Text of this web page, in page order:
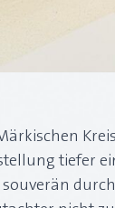
tiefer